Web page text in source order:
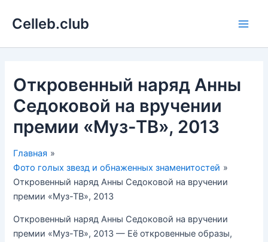
Celleb.club
Откровенный наряд Анны
Седоковой на вручении
премии «Муз-ТВ», 2013
Главная
Фото голых звезд и обнаженных знаменитостей
Откровенный наряд Анны Седоковой на вручении
премии «Муз-ТВ», 2013
Откровенный наряд Анны Седоковой на вручении
премии «Муз-ТВ», 2013 — Её откровенные образы,